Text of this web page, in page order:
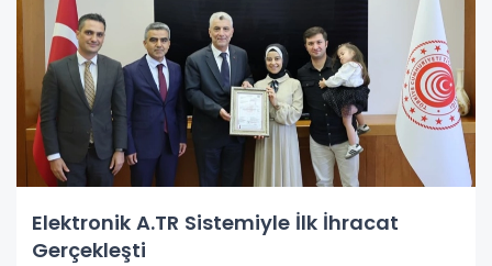
Elektronik A.TR Sistemiyle İlk İhracat
Gerçekleşti